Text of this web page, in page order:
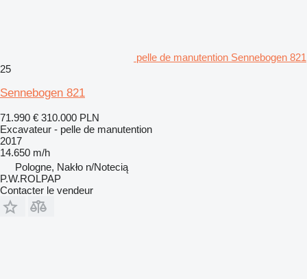
pelle de manutention Sennebogen 821
25
Sennebogen 821
71.990 € 310.000 PLN
Excavateur - pelle de manutention
2017
14.650 m/h
Pologne, Nakło n/Notecią
P.W.ROLPAP
Contacter le vendeur